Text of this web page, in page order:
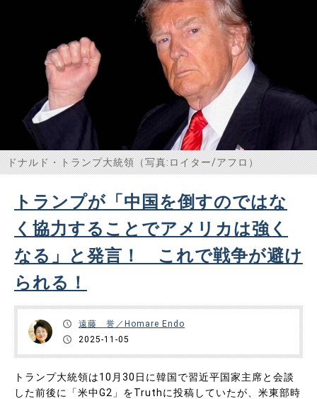
ドナルド・トランプ大統領（写真:ロイター/アフロ）
トランプが「中国を倒すのではな
く協力することでアメリカは強く
なる」と発言！ これで戦争が避け
られる！
遠藤 誉／Homare Endo
2025-11-05
トランプ大統領は10月30日に韓国で習近平国家主席と会談
した前後に「米中G2」をTruthに投稿していたが、米東部時